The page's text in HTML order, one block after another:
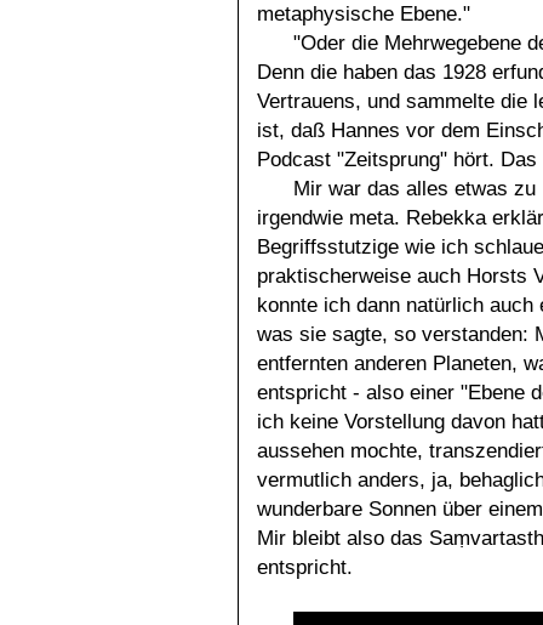
metaphysische Ebene."
"Oder die Mehrwegebene
Denn die haben das 1928
Vertrauens, und sammelte die
ist, daß Hannes vor dem
Podcast "Zeitsprung" hört.
Mir war das alles etwas
irgendwie meta. Rebekka
Begriffsstutzige wie ich
praktischerweise auch Horsts
konnte ich dann natürlich
was sie sagte, so verstanden:
entfernten anderen Planeten,
entspricht - also einer "Ebene
ich keine Vorstellung davon
aussehen mochte,
vermutlich anders, ja,
wunderbare Sonnen über
Mir bleibt also das
entspricht.